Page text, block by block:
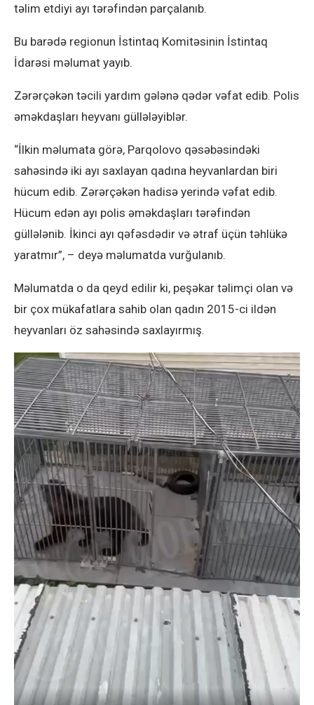
təlim etdiyi ayı tərəfindən parçalanıb.
Bu barədə regionun İstintaq Komitəsinin İstintaq
İdarəsi məlumat yayıb.
Zərərçəkən təcili yardım gələnə qədər vəfat edib. Polis
əməkdaşları heyvanı güllələyiblər.
“İlkin məlumata görə, Parqolovo qəsəbəsindəki
sahəsində iki ayı saxlayan qadına heyvanlardan biri
hücum edib. Zərərçəkən hadisə yerində vəfat edib.
Hücum edən ayı polis əməkdaşları tərəfindən
güllələnib. İkinci ayı qəfəsdədir və ətraf üçün təhlükə
yaratmır”, – deyə məlumatda vurğulanıb.
Məlumatda o da qeyd edilir ki, peşəkar təlimçi olan və
bir çox mükafatlara sahib olan qadın 2015-ci ildən
heyvanları öz sahəsində saxlayırmış.